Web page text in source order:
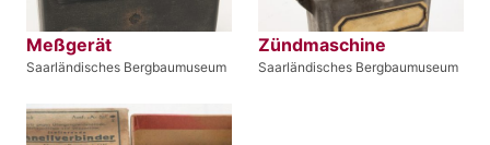
Meßgerät
Saarländisches Bergbaumuseum
Zündmaschine
Saarländisches Bergbaumuseum